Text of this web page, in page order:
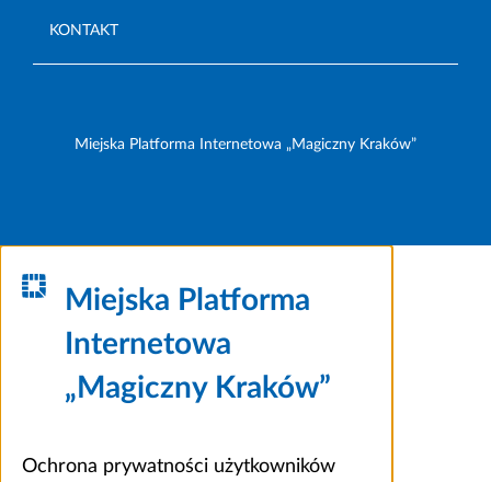
KONTAKT
Miejska Platforma Internetowa „Magiczny Kraków”
Miejska Platforma
Internetowa
„Magiczny Kraków”
Ochrona prywatności użytkowników